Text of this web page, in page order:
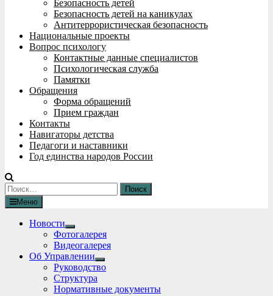
Безопасность детей
Безопасность детей на каникулах
Антитеррористическая безопасность
Национальные проекты
Вопрос психологу
Контактные данные специалистов
Психологическая служба
Памятки
Обращения
Форма обращений
Прием граждан
Контакты
Навигаторы детства
Педагоги и наставники
Год единства народов России
Найти:
Меню
Новости
Show
sub
menu
Фотогалерея
Видеогалерея
Об Управлении
Show
sub
Руководство
Структура
Нормативные документы